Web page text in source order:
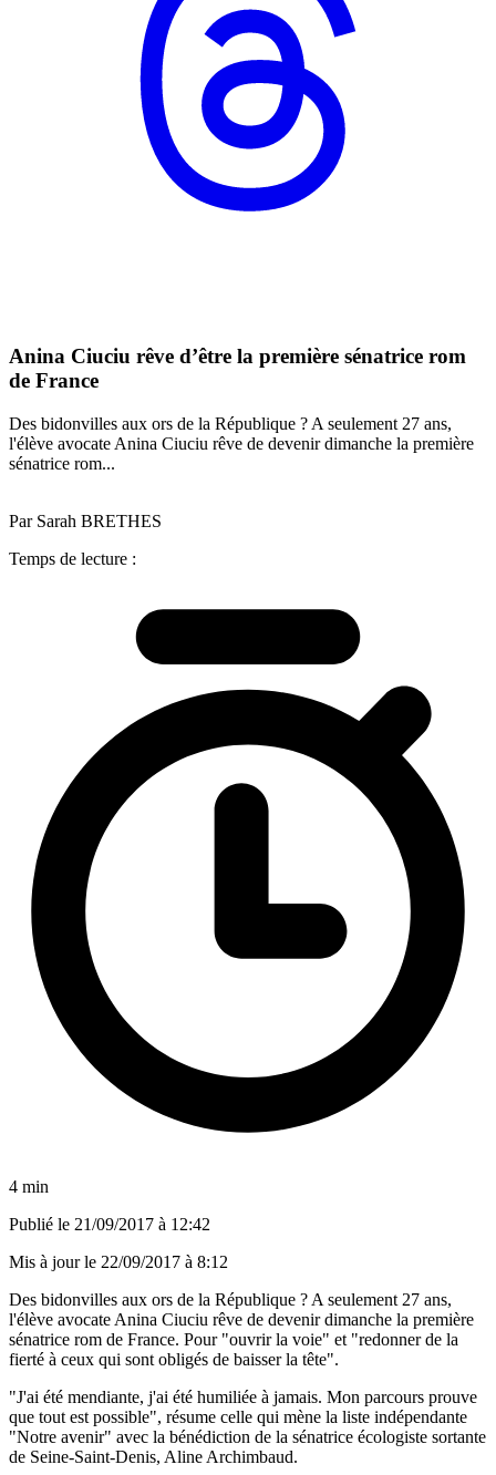
Anina Ciuciu rêve d’être la première sénatrice rom
de France
Des bidonvilles aux ors de la République ? A seulement 27 ans,
l'élève avocate Anina Ciuciu rêve de devenir dimanche la première
sénatrice rom...
Par Sarah BRETHES
Temps de lecture :
4 min
Publié le 21/09/2017 à 12:42
Mis à jour le 22/09/2017 à 8:12
Des bidonvilles aux ors de la République ? A seulement 27 ans,
l'élève avocate Anina Ciuciu rêve de devenir dimanche la première
sénatrice rom de France. Pour "ouvrir la voie" et "redonner de la
fierté à ceux qui sont obligés de baisser la tête".
"J'ai été mendiante, j'ai été humiliée à jamais. Mon parcours prouve
que tout est possible", résume celle qui mène la liste indépendante
"Notre avenir" avec la bénédiction de la sénatrice écologiste sortante
de Seine-Saint-Denis, Aline Archimbaud.